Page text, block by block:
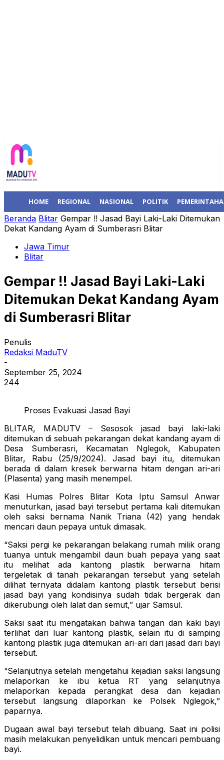
HOME REGIONAL NASIONAL POLITIK
Beranda Blitar Gempar !! Jasad Bayi Laki-Laki Ditemukan
Dekat Kandang Ayam di Sumberasri Blitar
Jawa Timur
Blitar
Gempar !! Jasad Bayi Laki-Laki
Ditemukan Dekat Kandang Ayam
di Sumberasri Blitar
Penulis
Redaksi MaduTV
-
September 25, 2024
244
Proses Evakuasi Jasad Bayi
BLITAR, MADUTV – Sesosok jasad bayi laki-laki
ditemukan di sebuah pekarangan dekat kandang ayam di
Desa Sumberasri, Kecamatan Nglegok, Kabupaten
Blitar, Rabu (25/9/2024). Jasad bayi itu, ditemukan
berada di dalam kresek berwarna hitam dengan ari-ari
(Plasenta) yang masih menempel.
Kasi Humas Polres Blitar Kota Iptu Samsul Anwar
menuturkan, jasad bayi tersebut pertama kali ditemukan
oleh saksi bernama Nanik Triana (42) yang hendak
mencari daun pepaya untuk dimasak.
“Saksi pergi ke pekarangan belakang rumah milik orang
tuanya untuk mengambil daun buah pepaya yang saat
itu melihat ada kantong plastik berwarna hitam
tergeletak di tanah pekarangan tersebut yang setelah
dilihat ternyata didalam kantong plastik tersebut berisi
jasad bayi yang kondisinya sudah tidak bergerak dan
dikerubungi oleh lalat dan semut,” ujar Samsul.
Saksi saat itu mengatakan bahwa tangan dan kaki bayi
terlihat dari luar kantong plastik, selain itu di samping
kantong plastik juga ditemukan ari-ari dari jasad dari bayi
tersebut.
“Selanjutnya setelah mengetahui kejadian saksi langsung
melaporkan ke ibu ketua RT yang selanjutnya
melaporkan kepada perangkat desa dan kejadian
tersebut langsung dilaporkan ke Polsek Nglegok,”
paparnya.
Dugaan awal bayi tersebut telah dibuang. Saat ini polisi
masih melakukan penyelidikan untuk mencari pembuang
bayi.